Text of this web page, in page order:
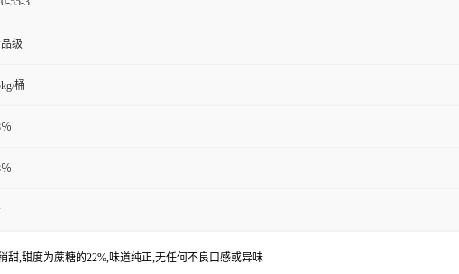
级
桶
,甜度为蔗糖的22%,味道纯正,无任何不良口感或异味